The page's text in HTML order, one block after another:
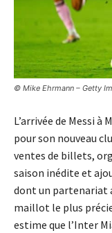
© Mike Ehrmann – Getty
L’arrivée de Messi
pour son nouveau
ventes de billets,
saison inédite et
dont un partenariat
maillot le plus
estime que l’Inter